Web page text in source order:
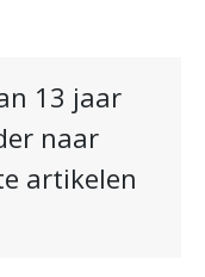
13 jaar
naar
artikelen